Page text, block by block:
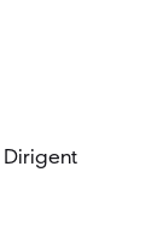
Dirigent